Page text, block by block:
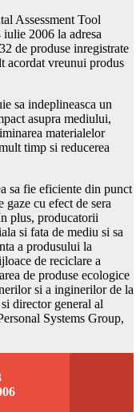
Assessment Tool
2006 la adresa
de produse inregistrate
acordat vreunui produs
sa indeplineasca un
asupra mediului,
materialelor
timp si reducerea
sa fie eficiente din punct
gaze cu efect de sera
plus, producatorii
si fata de mediu si sa
a produsului la
de reciclare a
de produse ecologice
si a inginerilor de la
director general al
Systems Group,